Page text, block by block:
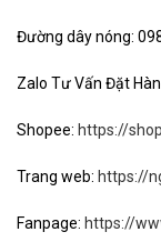
Đường dây nóng:
Zalo Tư Vấn Đặt
Shopee: https://
Trang web: https://
Fanpage: https://